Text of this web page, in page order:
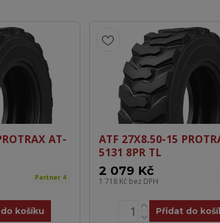
AT-
Partner 4
košíku
ATF 27X8.50-15
5131 8PR TL
2 079 Kč
1 718 Kč bez DPH
Přidat do